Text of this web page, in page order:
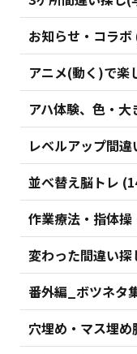
お知らせ・コラボ
アニメ(動く)で楽
アハ体験、色・
レベルアップ間
並べ替え脳トレ
作業療法・指体
変わった間違い探
番外編_ボツネタ
穴埋め・マス埋